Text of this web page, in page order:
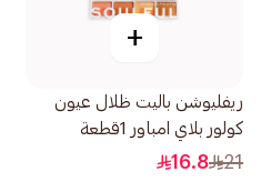
+
ريفليوشن باليت ظلال عيون
كولور بلاي امباور 1قطعة
21
16.8